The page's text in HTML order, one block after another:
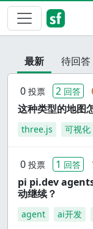
最新 待回答
0 投票 2 回答
这种类型的地图
three.js 可视化
0 投票 1 回答
pi pi.dev
动继续？
agent ai开发